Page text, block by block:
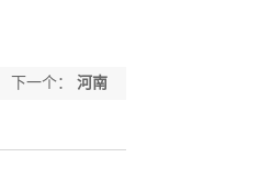
下一个：
河南